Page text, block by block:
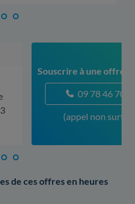
Souscrire à une offre à
09 78 46 70
(appel non
de ces offres en heures